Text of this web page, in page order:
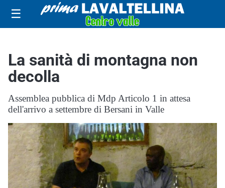
☰
La sanità di montagna non
decolla
Assemblea pubblica di Mdp Articolo 1 in attesa
dell'arrivo a settembre di Bersani in Valle